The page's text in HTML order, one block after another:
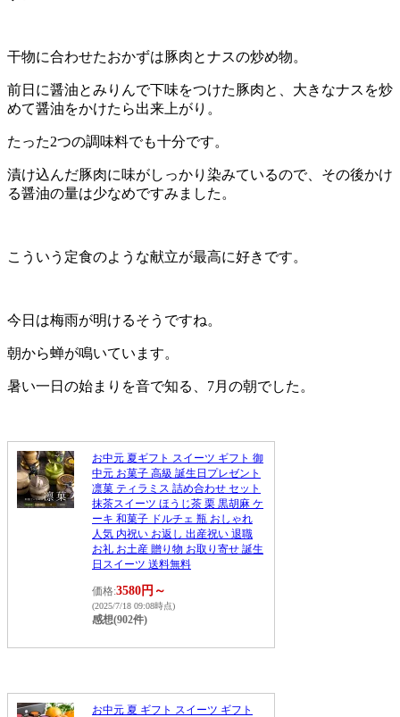
干物に合わせたおかずは豚肉とナスの炒め物。
前日に醤油とみりんで下味をつけた豚肉と、大きなナスを炒
めて醤油をかけたら出来上がり。
たった2つの調味料でも十分です。
漬け込んだ豚肉に味がしっかり染みているので、その後かけ
る醤油の量は少なめですみました。
こういう定食のような献立が最高に好きです。
今日は梅雨が明けるそうですね。
朝から蝉が鳴いています。
暑い一日の始まりを音で知る、7月の朝でした。
お中元 夏ギフト スイーツ ギフト 御
中元 お菓子 高級 誕生日プレゼント
凛菓 ティラミス 詰め合わせ セット
抹茶スイーツ ほうじ茶 栗 黒胡麻 ケ
ーキ 和菓子 ドルチェ 瓶 おしゃれ
人気 内祝い お返し 出産祝い 退職
お礼 お土産 贈り物 お取り寄せ 誕生
日スイーツ 送料無料
価格:3580円～
(2025/7/18 09:08時点)
感想(902件)
お中元 夏 ギフト スイーツ ギフト